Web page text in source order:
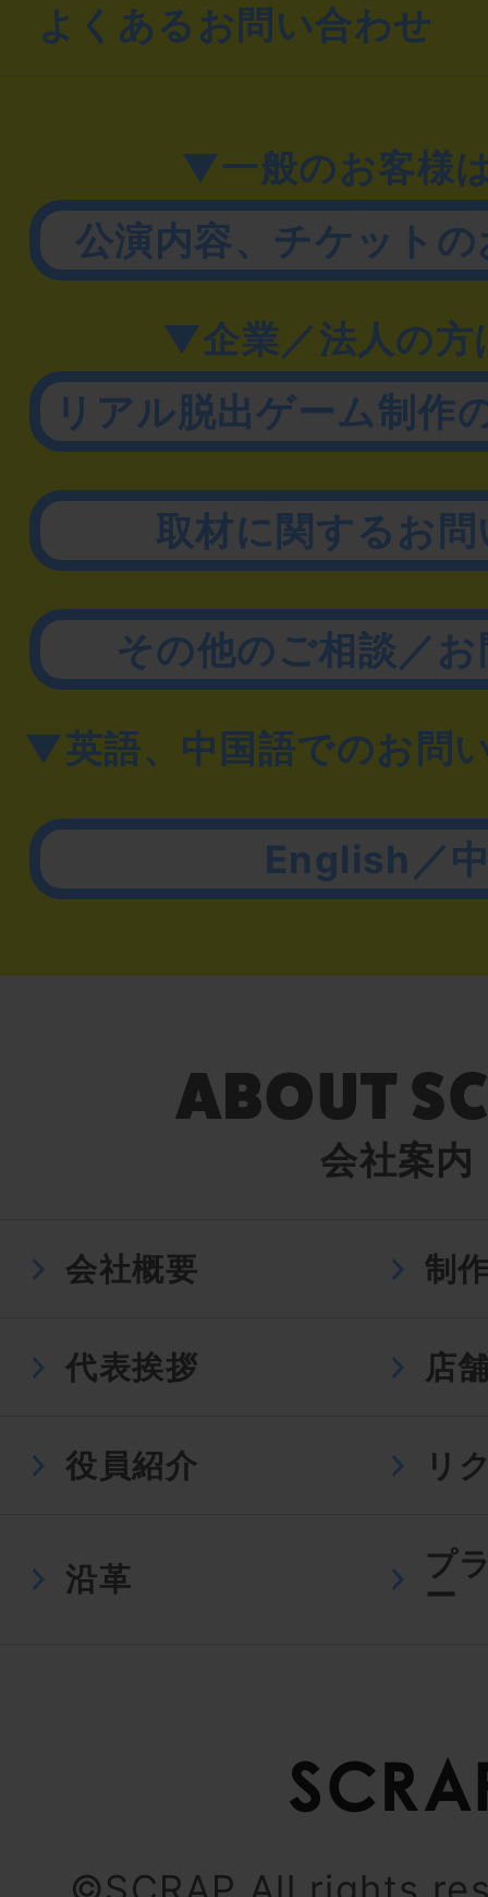
よくあるお問い合わせ
▼一般のお客様
公演内容、チケット
▼企業／法人の方
リアル脱出ゲーム制作
取材に関するお
その他のご相談／
▼英語、中国語でのお問
English／
会社案内
会社概要 制
代表挨拶 店
役員紹介 リ
沿革
プ
ー